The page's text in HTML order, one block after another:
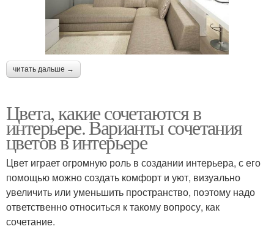
читать дальше →
Цвета, какие сочетаются в
интерьере. Варианты сочетания
цветов в интерьере
Цвет играет огромную роль в создании интерьера, с его
помощью можно создать комфорт и уют, визуально
увеличить или уменьшить пространство, поэтому надо
ответственно относиться к такому вопросу, как
сочетание.